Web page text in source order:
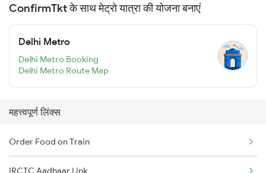
ConfirmTkt के साथ मेट्रो यात्रा की योजना बनाएं
Delhi Metro
Delhi Metro Booking
Delhi Metro Route Map
महत्त्वपूर्ण लिंक्स
Order Food on Train
IRCTC Aadhaar Link